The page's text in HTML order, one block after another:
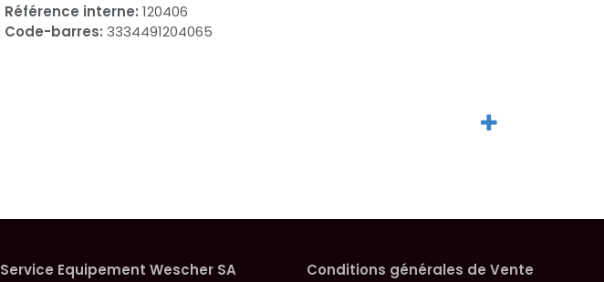
Référence interne: 120406
Code-barres: 3334491204065
Service Equipement Wescher SA
Conditions générales de Vente